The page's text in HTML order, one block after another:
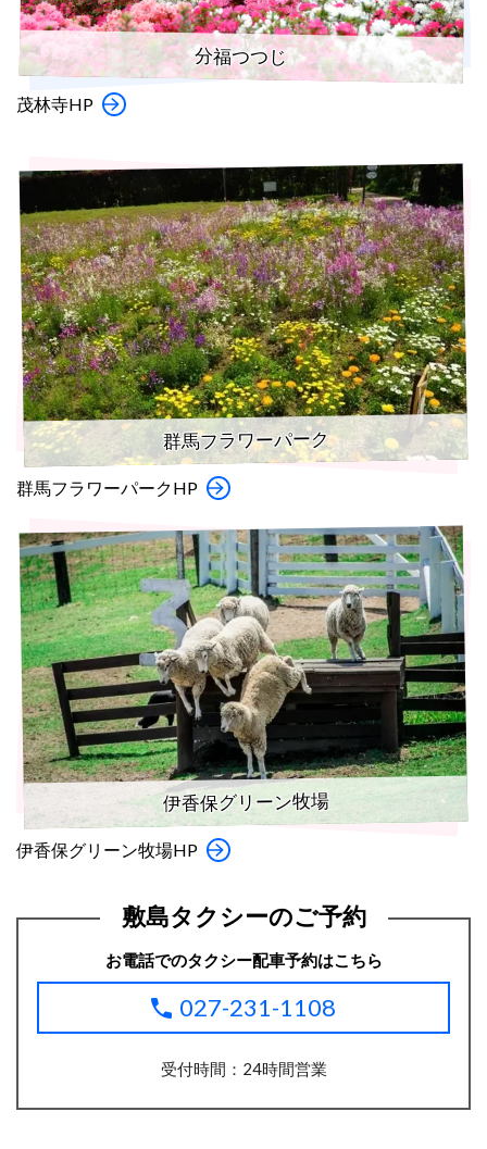
分福つつじ
茂林寺HP
群馬フラワーパーク
群馬フラワーパークHP
伊香保グリーン牧場
伊香保グリーン牧場HP
敷島タクシーのご予約
お電話でのタクシー配車予約はこちら
027-231-1108
受付時間：24時間営業